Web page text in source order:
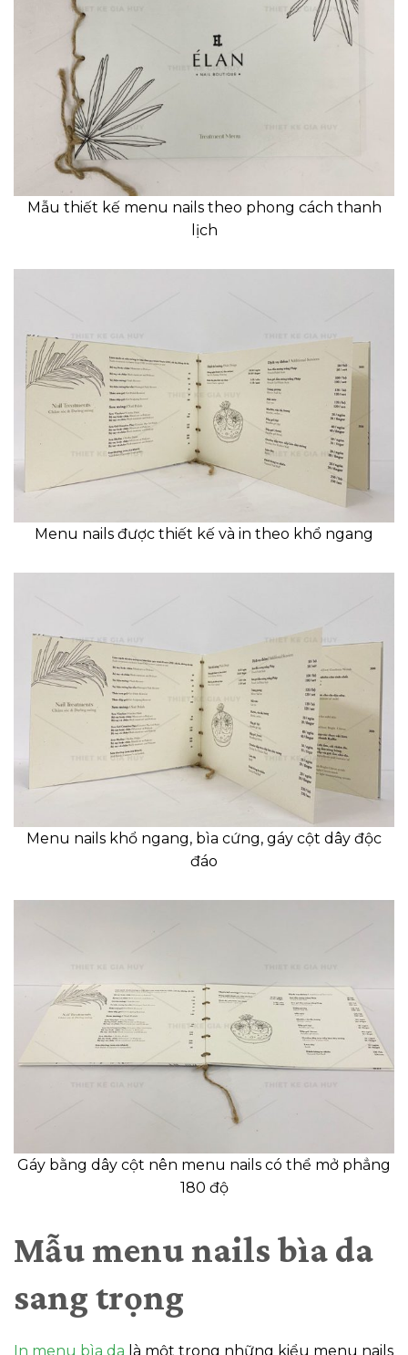
Mẫu thiết kế menu nails theo phong cách thanh
lịch
Menu nails được thiết kế và in theo khổ ngang
Menu nails khổ ngang, bìa cứng, gáy cột dây độc
đáo
Gáy bằng dây cột nên menu nails có thể mở phẳng
180 độ
Mẫu menu nails bìa da
sang trọng
In menu bìa da là một trong những kiểu menu nails